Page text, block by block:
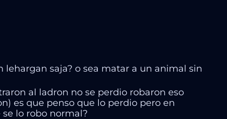
saja? o sea matar a un animal sin
al ladron no se perdio robaron eso
es que penso que lo perdio pero en
lo robo normal?